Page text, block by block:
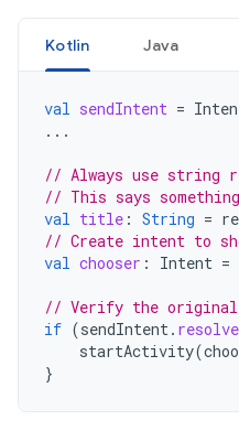
Kotlin Java
val sendIntent =
...
// Always use string
// This says
val title : String =
// Create intent to
val chooser : Intent =
// Verify the
if (sendIntent.
startActivity(
}